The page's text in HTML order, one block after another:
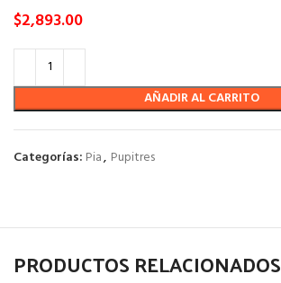
$2,893.00
AÑADIR AL CARRITO
Categorías: Pia, Pupitres
PRODUCTOS RELACIONADOS